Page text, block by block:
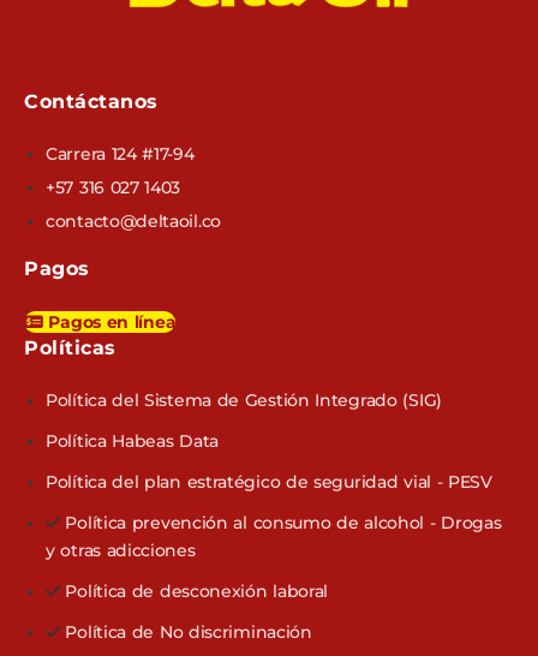
Contáctanos
Carrera 124 #17-94
+57 316 027 1403
contacto@deltaoil.co
Pagos
Pagos en línea
Políticas​
Política del Sistema de Gestión Integrado (SIG)
Política Habeas Data
Política del plan estratégico de seguridad vial - PESV
Política prevención al consumo de alcohol - Drogas
y otras adicciones
Política de desconexión laboral
Política de No discriminación